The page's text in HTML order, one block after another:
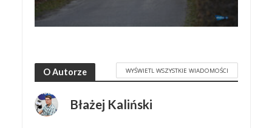
O Autorze WYŚWIETL WSZYSTKIE WIADOMOŚCI
Błażej Kaliński